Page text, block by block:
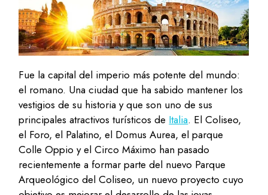
Fue la capital del imperio más potente del mundo:
el romano. Una ciudad que ha sabido mantener los
vestigios de su historia y que son uno de sus
principales atractivos turísticos de Italia. El Coliseo,
el Foro, el Palatino, el Domus Aurea, el parque
Colle Oppio y el Circo Máximo han pasado
recientemente a formar parte del nuevo Parque
Arqueológico del Coliseo, un nuevo proyecto cuyo